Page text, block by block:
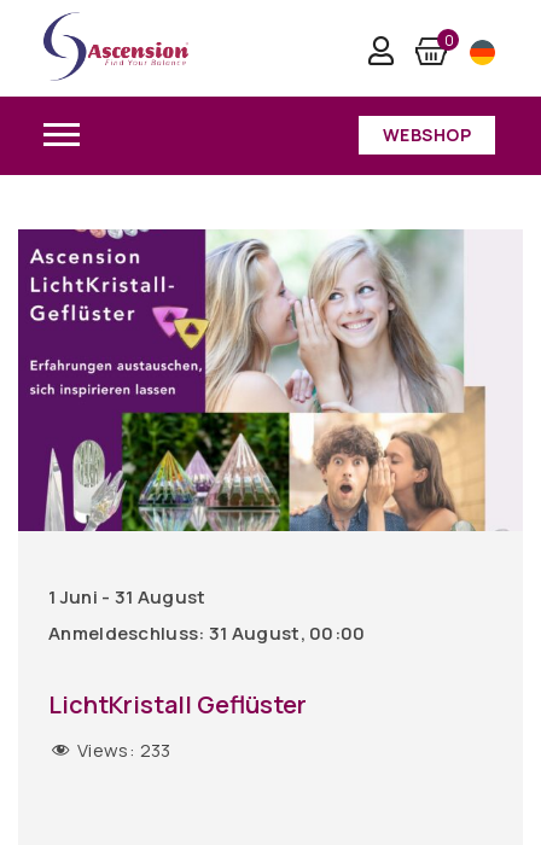
0
WEBSHOP
1 Juni - 31 August
Anmeldeschluss: 31 August, 00:00
LichtKristall Geflüster
Views: 233